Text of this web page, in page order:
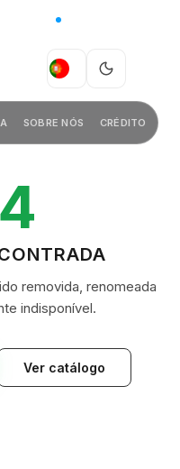
PT
SOBRE NÓS CRÉDITO
removida, renomeada
indisponível.
Ver catálogo